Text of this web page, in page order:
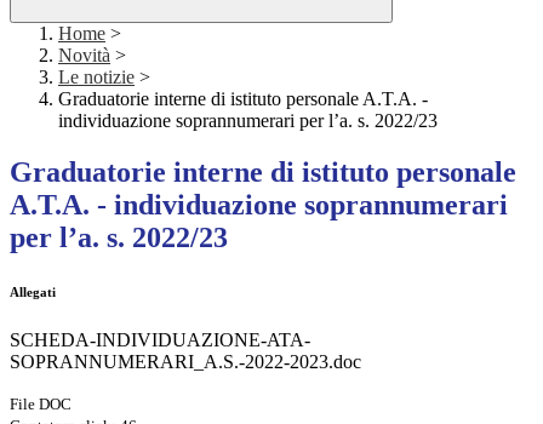
Home >
Novità >
Le notizie >
Graduatorie interne di istituto personale A.T.A. -
individuazione soprannumerari per l’a. s. 2022/23
Graduatorie interne di istituto personale
A.T.A. - individuazione soprannumerari
per l’a. s. 2022/23
Allegati
SCHEDA-INDIVIDUAZIONE-ATA-
SOPRANNUMERARI_A.S.-2022-2023.doc
File DOC